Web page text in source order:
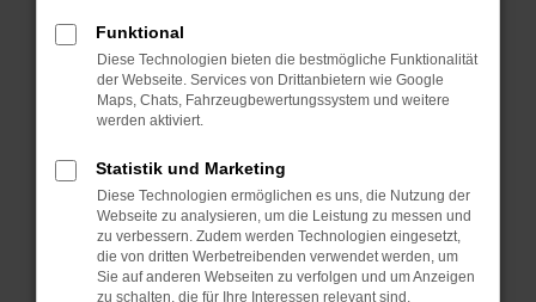
verhindern. Funktioniert die Seite in einem
anderen Browser oder in einem privaten
Fenster?
Starte dein Gerät neu.
Probleme zu beheben.
Stelle sicher, dass dein Browser und dein
Betriebssystem auf dem neuesten Stand
sind.
Veraltete Software birgt nicht nur ein
Funktional
Diese Technologien bieten die bestmögliche Funktionalität
der Webseite. Services von Drittanbietern wie Google
Maps, Chats, Fahrzeugbewertungssystem und weitere
werden aktiviert.
Statistik und Marketing
Diese Technologien ermöglichen es uns, die Nutzung der
Webseite zu analysieren, um die Leistung zu messen und
zu verbessern. Zudem werden Technologien eingesetzt,
die von dritten Werbetreibenden verwendet werden, um
Sie auf anderen Webseiten zu verfolgen und um Anzeigen
zu schalten, die für Ihre Interessen relevant sind.